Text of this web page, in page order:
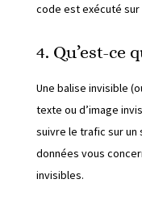
code est exécuté
4. Qu’est-ce
Une balise invisible
texte ou d’image
suivre le trafic sur
données vous
invisibles.